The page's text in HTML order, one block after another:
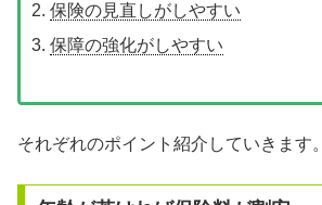
保険の見直しがしやすい
保障の強化がしやすい
それぞれのポイント紹介していきます。